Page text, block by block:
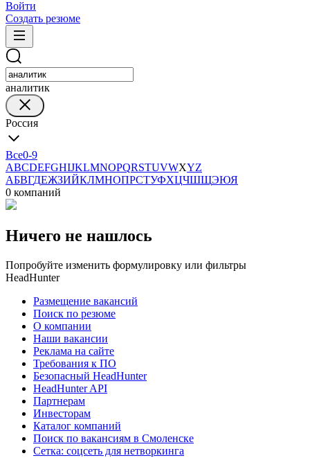
Войти
Создать резюме
аналитик
Россия
Все0-9
ABCDEFGHIJKLMNOPQRSTUVWXYZ
АБВГДЕЖЗИЙКЛМНОПРСТУФХЦЧШЩЭЮЯ
0 компаний
Ничего не нашлось
Попробуйте изменить формулировку или фильтры
HeadHunter
Размещение вакансий
Поиск по резюме
О компании
Наши вакансии
Реклама на сайте
Требования к ПО
Безопасный HeadHunter
HeadHunter API
Партнерам
Инвесторам
Каталог компаний
Поиск по вакансиям в Смоленске
Сетка: соцсеть для нетворкинга